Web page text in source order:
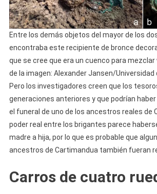
Entre los demás objetos del mayor de los
encontraba este recipiente de bronce
que se cree que era un cuenco para mezclar
de la imagen: Alexander Jansen/Universidad
Pero los investigadores creen que los
generaciones anteriores y que podrían
el funeral de uno de los ancestros reales de
poder real entre los brigantes parece
madre a hija, por lo que es probable que
ancestros de Cartimandua también fueran
Carros de cuatro